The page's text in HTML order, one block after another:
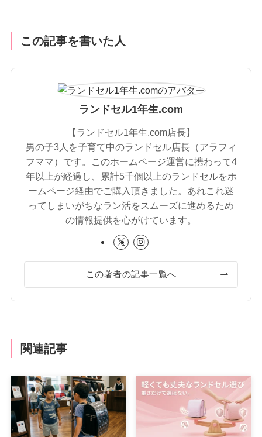
この記事を書いた人
ランドセル1年生.com
【ランドセル1年生.com店長】
男の子3人を子育て中のランドセル店長（アラフィ
フママ）です。このホームページ運営に携わって4
年以上が経過し、累計5千個以上のランドセルをホ
ームページ経由でご購入頂きました。あれこれ迷
ってしまいがちなラン活をスムーズに進めるため
の情報提供を心がけています。
この著者の記事一覧へ
関連記事